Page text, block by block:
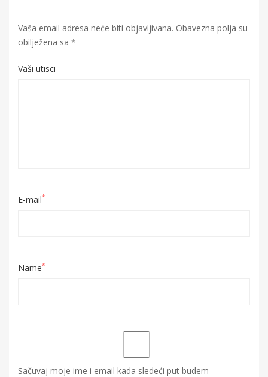
Vaša email adresa neće biti objavljivana. Obavezna polja su
obilježena sa *
Vaši utisci
E-mail*
Name*
Sačuvaj moje ime i email kada sledeći put budem